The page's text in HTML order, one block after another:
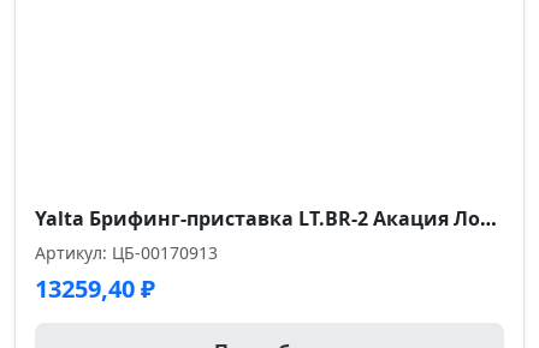
Yalta Брифинг-приставка LT.BR-2 Акация Лорка/Металл Антрацит 1200*700*750
Артикул: ЦБ-00170913
13259,40₽